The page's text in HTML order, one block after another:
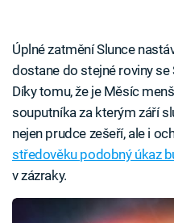
Úplné zatmění Slunce
dostane do stejné roviny se
Díky tomu, že je Měsíc
souputníka za kterým září
nejen prudce zešeří, ale i
středověku podobný úkaz
v zázraky.